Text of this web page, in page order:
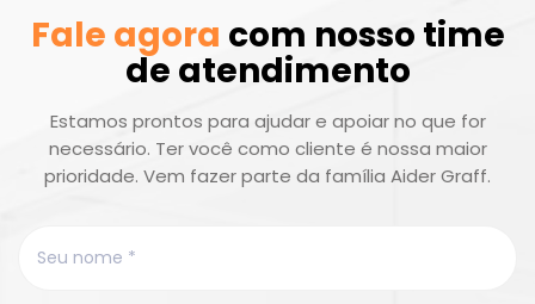
Fale agora com nosso time
de atendimento
Estamos prontos para ajudar e apoiar no que for
necessário. Ter você como cliente é nossa maior
prioridade. Vem fazer parte da família Aider Graff.